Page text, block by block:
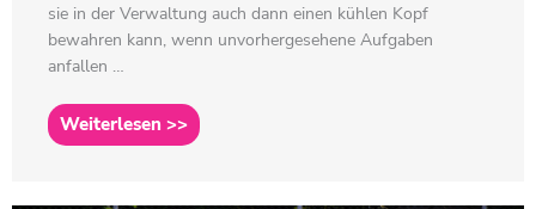
sie in der Verwaltung auch dann einen kühlen Kopf
bewahren kann, wenn unvorhergesehene Aufgaben
anfallen …
Weiterlesen >>